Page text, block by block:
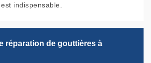
indispensable.
réparation de gouttières à